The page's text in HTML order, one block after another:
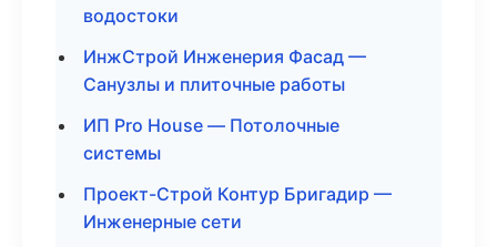
водостоки
ИнжСтрой Инженерия Фасад —
Санузлы и плиточные работы
ИП Pro House — Потолочные
системы
Проект-Строй Контур Бригадир —
Инженерные сети